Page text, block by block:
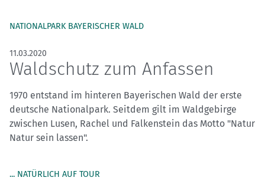
NATIONALPARK BAYERISCHER WALD
11.03.2020
Waldschutz zum Anfassen
1970 entstand im hinteren Bayerischen Wald der erste
deutsche Nationalpark. Seitdem gilt im Waldgebirge
zwischen Lusen, Rachel und Falkenstein das Motto "Natur
Natur sein lassen".
... NATÜRLICH AUF TOUR